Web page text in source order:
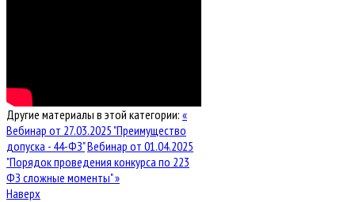
Другие материалы в этой категории: «
Вебинар от 27.03.2025 "Преимущество
допуска - 44-ФЗ"Вебинар от 01.04.2025
"Порядок проведения конкурса по 223
ФЗ сложные моменты" »
Наверх